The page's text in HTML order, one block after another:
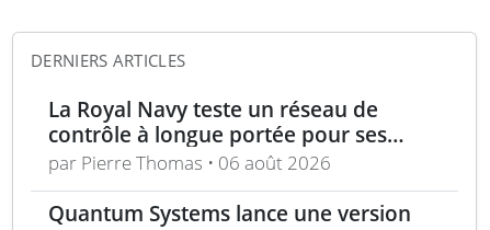
DERNIERS ARTICLES
La Royal Navy teste un réseau de
contrôle à longue portée pour ses
drones
par Pierre Thomas • 06 août 2026
Quantum Systems lance une version